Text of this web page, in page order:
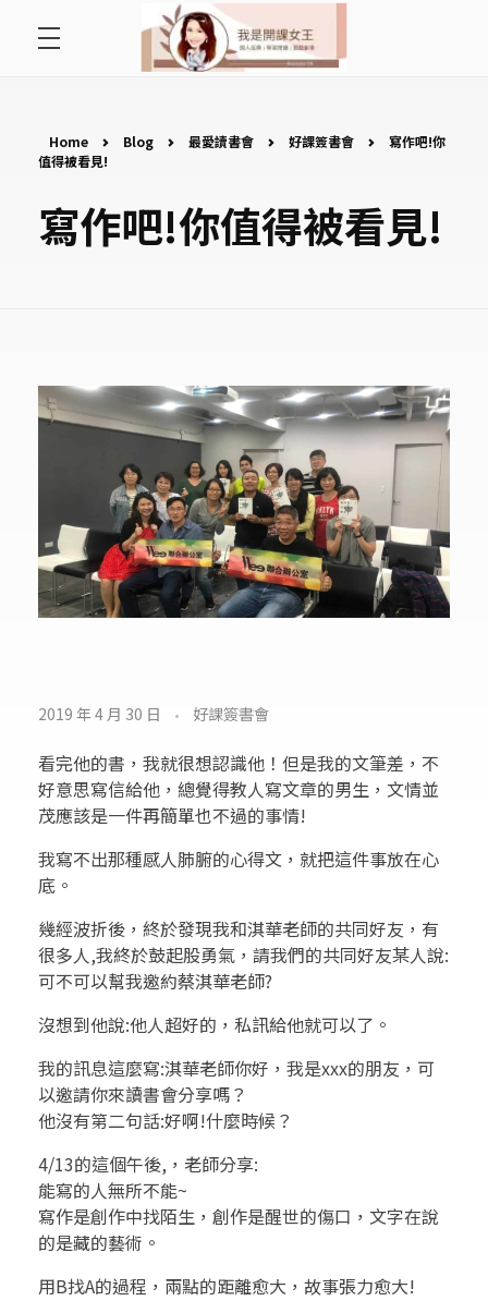
好好說故事
遇見好課程
Home Blog 最愛讀書會 好課簽書會
寫作吧!你
值得被看見!
寫作吧!你值得被看見!
寫
作
吧
!
你
值
得
被
看
見
!
2019 年 4 月 30 日 好課簽書會
看完他的書，我就很想認識他！但是我的文筆差，不
好意思寫信給他，總覺得教人寫文章的男生，文情並
茂應該是一件再簡單也不過的事情!
我寫不出那種感人肺腑的心得文，就把這件事放在心
底。
幾經波折後，終於發現我和淇華老師的共同好友，有
很多人,我終於鼓起股勇氣，請我們的共同好友某人說:
可不可以幫我邀約蔡淇華老師?
沒想到他說:他人超好的，私訊給他就可以了。
我的訊息這麼寫:淇華老師你好，我是xxx的朋友，可
以邀請你來讀書會分享嗎？
他沒有第二句話:好啊!什麼時候？
4/13的這個午後,，老師分享:
能寫的人無所不能~
寫作是創作中找陌生，創作是醒世的傷口，文字在說
的是藏的藝術。
用B找A的過程，兩點的距離愈大，故事張力愈大!